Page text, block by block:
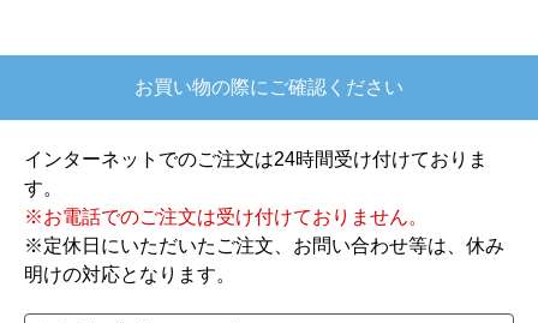
もあると思いますがあまりに早かったので少し驚
【その他感想・コメント】
ショップからの連絡もしっかりありましたし、商
お買い物の際にご確認ください
インターネットでのご注文は24時間受け付けておりま
す。
※お電話でのご注文は受け付けておりません。
※定休日にいただいたご注文、お問い合わせ等は、休み
明けの対応となります。